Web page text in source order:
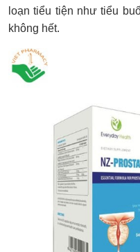
loạn tiểu tiện như tiểu
không hết.